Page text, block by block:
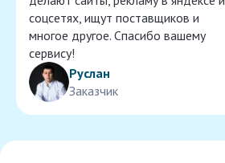
соцсетях, ищут поставщиков и
многое другое. Спасибо вашему
сервису!
Руслан
Заказчик